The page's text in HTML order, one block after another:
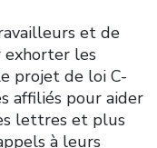
et de
exhorter les
projet de loi C-
affiliés pour aider
lettres et plus
à leurs